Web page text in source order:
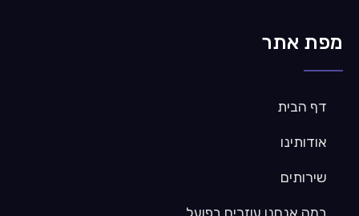
מפת אתר
דף הבית
אודותינו
שירותים